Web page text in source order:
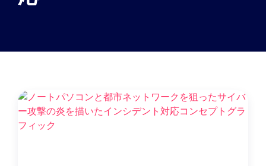
リソース
について